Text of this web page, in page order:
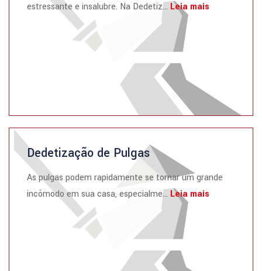
estressante e insalubre. Na Dedetiz... Leia mais
Dedetização de Pulgas
As pulgas podem rapidamente se tornar um grande
incômodo em sua casa, especialme... Leia mais